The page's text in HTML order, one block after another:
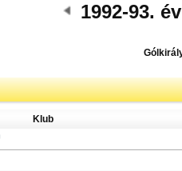
1992-93.
Klub